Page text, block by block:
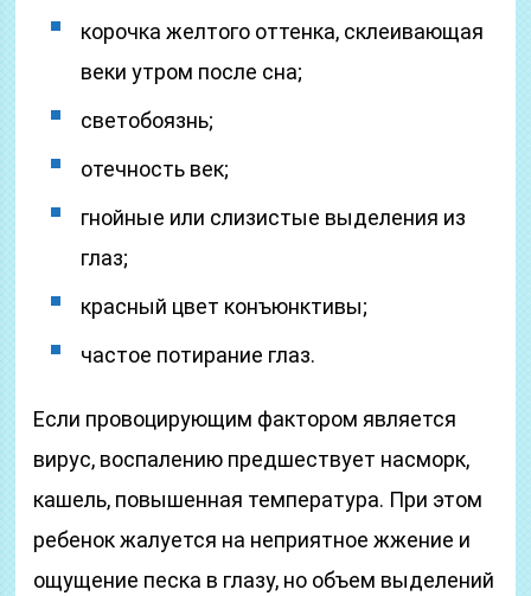
корочка желтого оттенка, склеивающая
веки утром после сна;
светобоязнь;
отечность век;
гнойные или слизистые выделения из
глаз;
красный цвет конъюнктивы;
частое потирание глаз.
Если провоцирующим фактором является
вирус, воспалению предшествует насморк,
кашель, повышенная температура. При этом
ребенок жалуется на неприятное жжение и
ощущение песка в глазу, но объем выделений